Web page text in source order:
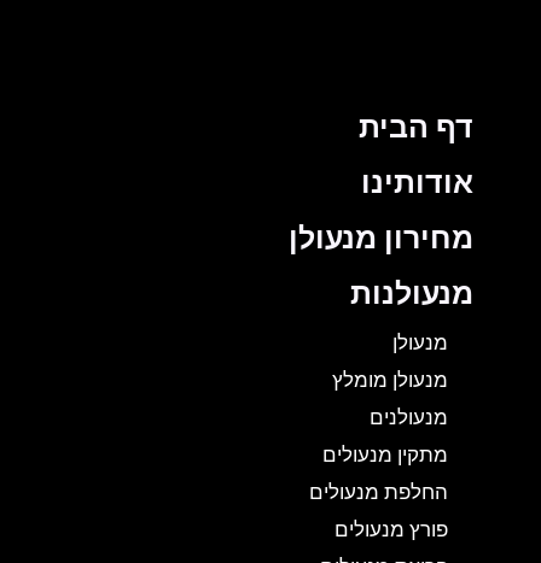
דף הבית
אודותינו
מחירון מנעולן
מנעולנות
מנעולן
מנעולן מומלץ
מנעולנים
מתקין מנעולים
החלפת מנעולים
פורץ מנעולים